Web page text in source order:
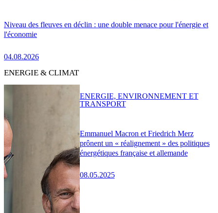
Niveau des fleuves en déclin : une double menace pour l'énergie et
l'économie
04.08.2026
ENERGIE & CLIMAT
Emmanuel Macron et Friedrich Merz
prônent un « réalignement » des politiques
énergétiques française et allemande
08.05.2025
ENERGIE, ENVIRONNEMENT ET
TRANSPORT